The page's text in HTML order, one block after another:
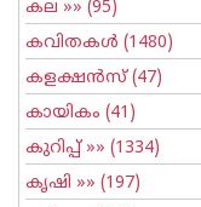
കല »» (95)
കവിതകള്‍ (1480)
കളക്ഷന്‍സ്(47)
കായികം (41)
കുറിപ്പ്‌ »» (1334)
കൃഷി »» (197)